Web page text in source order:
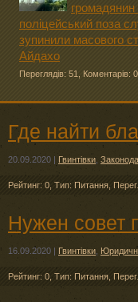
громадянин
поліцейський поза
зупинили масового
Айдахо
Переглядів: 51 Коментарів: 0
Где найти
20.09.2020 | Гвинтівки
Рейтинг: 0 Тип: Питання
Нужен совет
16.09.2020 | Гвинтівки
Рейтинг: 0 Тип: Питання